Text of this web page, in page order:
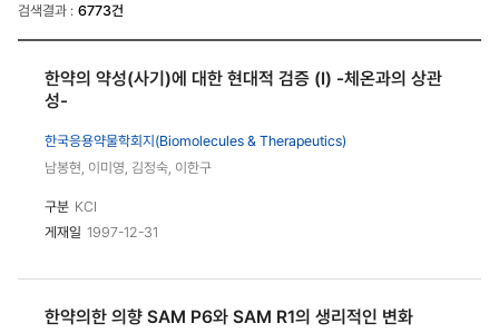
검색결과 : 6773건
한약의 약성(사기)에 대한 현대적 검증 (I) -체온과의 상관
성-
한국응용약물학회지(Biomolecules & Therapeutics)
남봉현, 이미영, 김정숙, 이한구
구분 KCI
게재일 1997-12-31
한약의한 의향 SAM P6와 SAM R1의 생리적인 변화